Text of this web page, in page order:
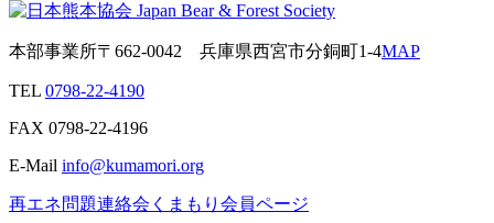
本部事業所〒662-0042 兵庫県西宮市分銅町1-4MAP
TEL 0798-22-4190
FAX 0798-22-4196
E-Mail info@kumamori.org
再エネ問題連絡会 くまもり会員ページ